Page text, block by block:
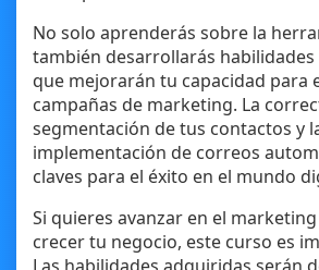
No solo aprenderás sobre la
también desarrollarás
que mejorarán tu capacidad para
campañas de marketing. La
segmentación de tus contactos y
implementación de correos
claves para el éxito en el mundo
Si quieres avanzar en el
crecer tu negocio, este curso es